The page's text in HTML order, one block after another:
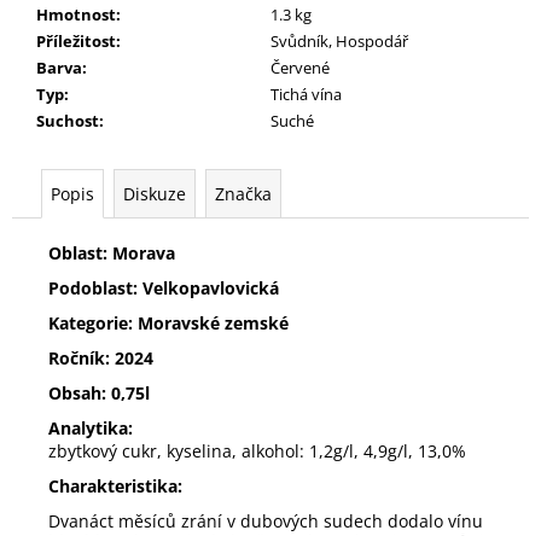
Hmotnost:
1.3 kg
Příležitost:
Svůdník, Hospodář
Barva:
Červené
Typ:
Tichá vína
Suchost: Suché
Popis Diskuze Značka
Oblast: Morava
Podoblast: Velkopavlovická
Kategorie: Moravské zemské
Ročník: 2024
Obsah: 0,75l
Analytika:
zbytkový cukr, kyselina, alkohol: 1,2g/l, 4,9g/l, 13,0%
Charakteristika:
Dvanáct měsíců zrání v dubových sudech dodalo vínu
CUVÉE
TŘI
333
Kč